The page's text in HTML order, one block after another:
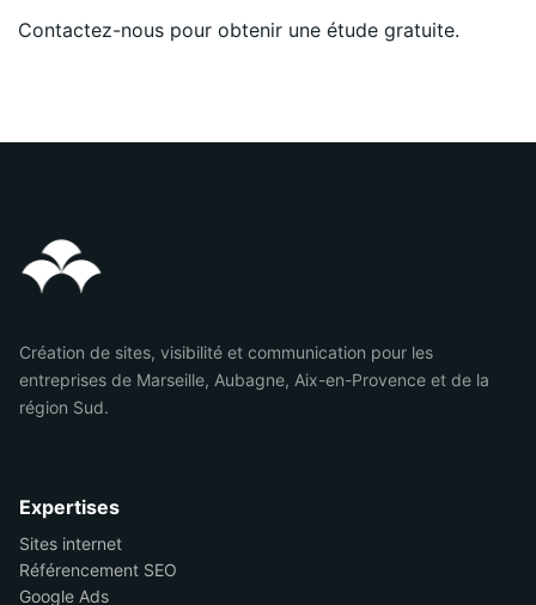
Contactez-nous pour obtenir une étude gratuite.
Création de sites, visibilité et communication pour les
entreprises de Marseille, Aubagne, Aix-en-Provence et de la
région Sud.
Expertises
Sites internet
Référencement SEO
Google Ads